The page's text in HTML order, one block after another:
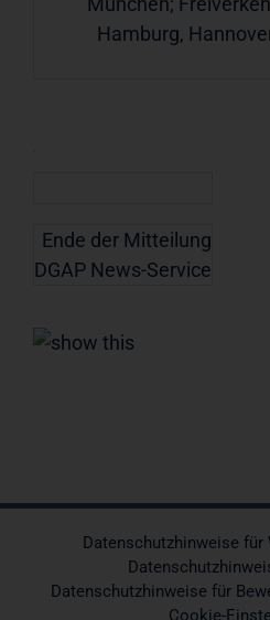
Hamburg,
Ende der Mitteilung
DGAP News-Service
Datenschutzhinweise für
Datenschutzhinweise für
Cookie-